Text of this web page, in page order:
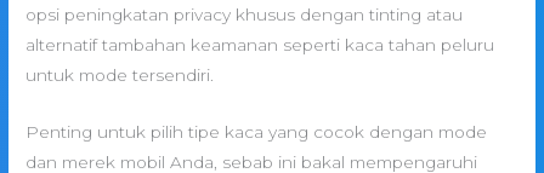
opsi peningkatan privacy khusus dengan tinting atau
alternatif tambahan keamanan seperti kaca tahan peluru
untuk mode tersendiri.
Penting untuk pilih tipe kaca yang cocok dengan mode
dan merek mobil Anda, sebab ini bakal mempengaruhi